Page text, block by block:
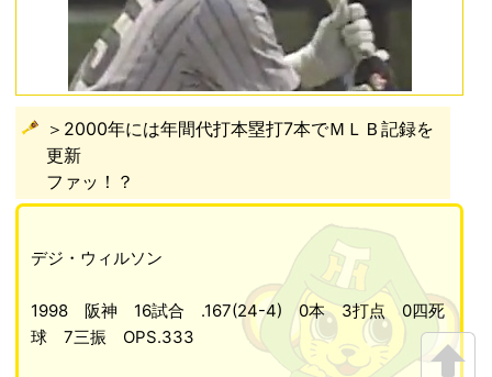
＞2000年には年間代打本塁打7本でＭＬＢ記録を
更新
ファッ！？
デジ・ウィルソン
1998 阪神 16試合 .167(24-4) 0本 3打点 0四死
球 7三振 OPS.333